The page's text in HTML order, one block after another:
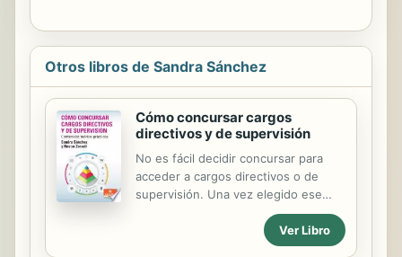
Otros libros de Sandra Sánchez
Cómo concursar cargos
directivos y de supervisión
No es fácil decidir concursar para
acceder a cargos directivos o de
supervisión. Una vez elegido ese
paso, que requiere enfrentar
diversas evaluaciones, surgen más
incertidumbres: ¿qué estudio?,
Ver Libro